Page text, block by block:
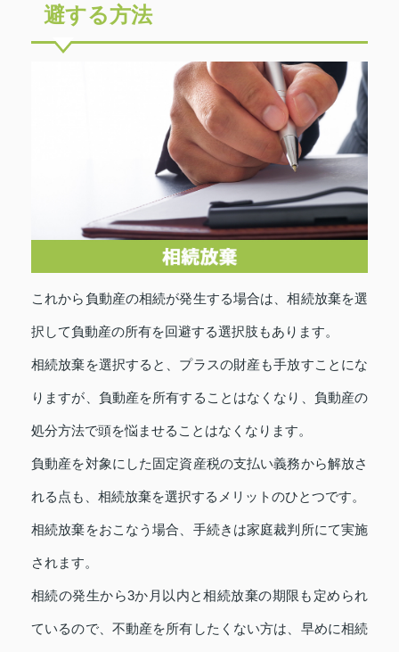
避する方法
これから負動産の相続が発生する場合は、相続放棄を選
択して負動産の所有を回避する選択肢もあります。
相続放棄を選択すると、プラスの財産も手放すことにな
りますが、負動産を所有することはなくなり、負動産の
処分方法で頭を悩ませることはなくなります。
負動産を対象にした固定資産税の支払い義務から解放さ
れる点も、相続放棄を選択するメリットのひとつです。
相続放棄をおこなう場合、手続きは家庭裁判所にて実施
されます。
相続の発生から3か月以内と相続放棄の期限も定められ
ているので、不動産を所有したくない方は、早めに相続